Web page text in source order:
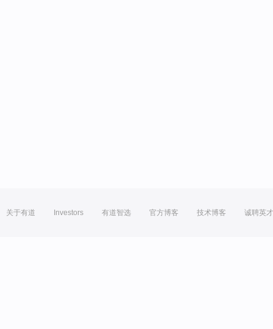
关于有道 Investors 有道智选 官方博客 技术博客 诚聘英才